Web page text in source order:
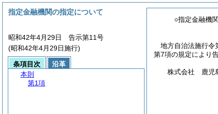
○指定金融機
地方自治法施行令
第7項の規定により
株式会社 鹿児
指定金融機関の指定について
昭和42年4月29日 告示第11号
(昭和42年4月29日施行)
条項目次
沿革
本則
第1項